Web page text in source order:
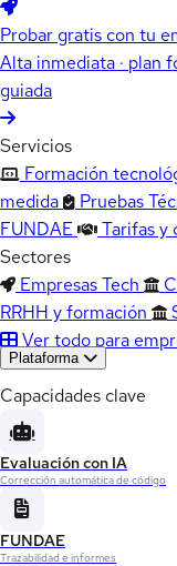
Probar gratis con tu
Alta inmediata · plan
guiada
Servicios
Formación
medida
Pruebas
FUNDAE
Tarifas y
Sectores
Empresas Tech
RRHH y formación
Ver todo para
Plataforma
Capacidades clave
Evaluación con IA
Corrección automática de código
FUNDAE
Trazabilidad e informes